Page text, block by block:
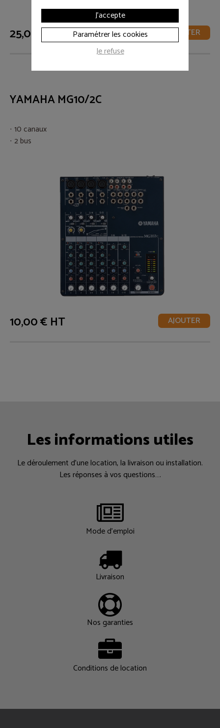
25,00 € HT AJOUTER
YAMAHA MG10/2C
10 canaux
2 bus
10,00 € HT AJOUTER
Les informations utiles
Le déroulement d’une location, la livraison ou installation.
Les réponses à vos questions….
Mode d'emploi
Livraison
Nos garanties
Conditions de location
J'accepte
Paramétrer les cookies
Je refuse